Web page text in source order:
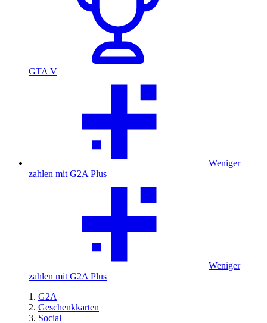
GTA V
Weniger
zahlen mit G2A Plus
Weniger
zahlen mit G2A Plus
G2A
Geschenkkarten
Social